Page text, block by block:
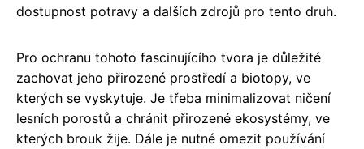
dostupnost potravy a dalších zdrojů pro tento druh.
Pro ochranu tohoto fascinujícího tvora je důležité
zachovat jeho přirozené prostředí a biotopy, ve
kterých se vyskytuje. Je třeba minimalizovat ničení
lesních porostů a chránit přirozené ekosystémy, ve
kterých brouk žije. Dále je nutné omezit používání